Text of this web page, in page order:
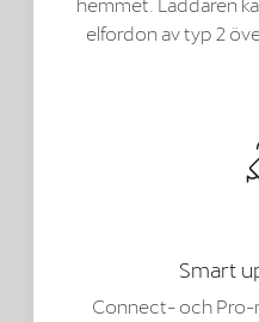
elfordon av typ 2
Smart
Connect- och Pro-